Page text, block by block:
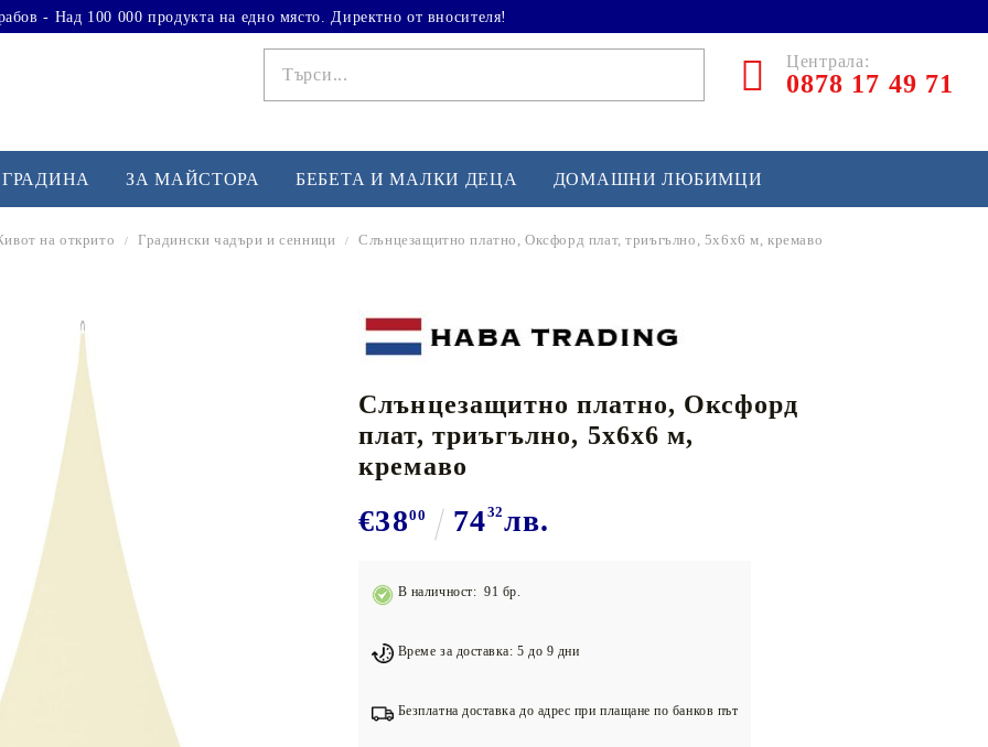
- Над 100 000 продукта на едно място. Директно от вносителя!
Централа:
0878 17 49 71
Кардио
Йога и пилатес
Лежанки за упражнения
Тренажори за баланс
Подложки за фитнес уреди
Лостове за набиране
Силови кули
Йога и пилатес
Баскетбол
Бейзбол и софтбол
Хокей и лакрос
Волейбол
ЗА МАЙСТОРА БЕБЕТА И МАЛКИ ДЕЦА ДОМАШНИ ЛЮБИМЦИ
на открито Градински чадъри и сенници Слънцезащитно платно, Оксфорд плат, триъгълно, 5x6x6 м, кремаво
Слънцезащитно платно, Оксфорд
плат, триъгълно, 5x6x6 м,
кремаво
€3800 7432лв.
В наличност: 91 бр.
Време за доставка: 5 до 9 дни
Безплатна доставка до адрес при плащане по банков път